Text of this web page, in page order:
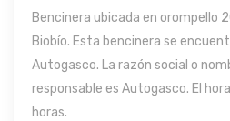
Bencinera ubicada en orompello
Biobío. Esta bencinera se
Autogasco. La razón social o
responsable es Autogasco. El
horas.